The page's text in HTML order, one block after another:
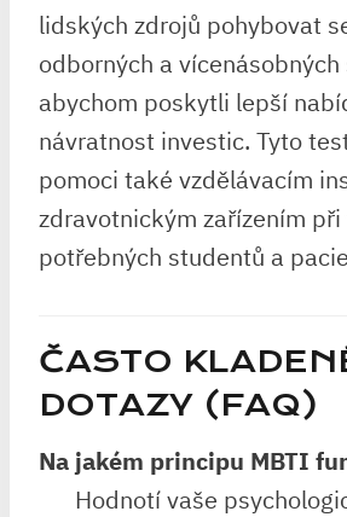
lidských zdrojů pohybovat
odborných a
abychom poskytli lepší
návratnost investic. Tyto
pomoci také vzdělávacím
zdravotnickým zařízením při
potřebných studentů a
ČASTO
DOTAZY (FAQ)
Na jakém principu MBTI
Hodnotí vaše